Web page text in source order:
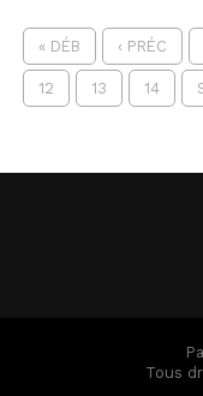
« DÉB ‹ PRÉC
12 13 14
Tous